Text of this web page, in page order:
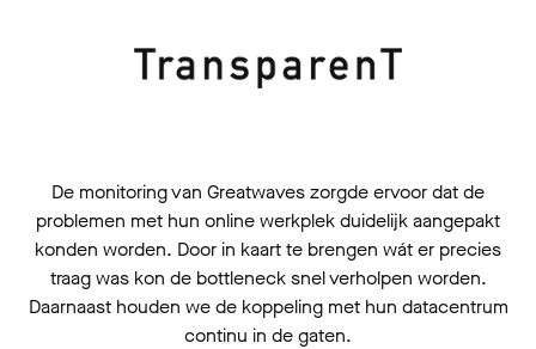
De monitoring van Greatwaves zorgde ervoor dat de
problemen met hun online werkplek duidelijk aangepakt
konden worden. Door in kaart te brengen wát er precies
traag was kon de bottleneck snel verholpen worden.
Daarnaast houden we de koppeling met hun datacentrum
continu in de gaten.